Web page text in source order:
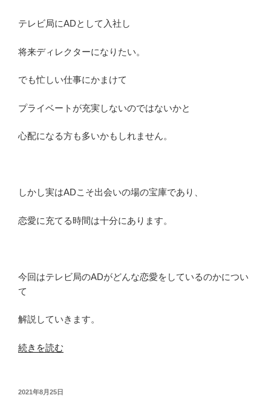
析”
テレビ局にADとして入社し
将来ディレクターになりたい。
でも忙しい仕事にかまけて
プライベートが充実しないのではないかと
心配になる方も多いかもしれません。
しかし実はADこそ出会いの場の宝庫であり、
恋愛に充てる時間は十分にあります。
今回はテレビ局のADがどんな恋愛をしているのかについ
て
解説していきます。
“テ
局
続きを読む
投
2021年8月25日